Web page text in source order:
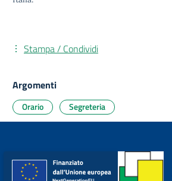
Stampa / Condividi
Argomenti
Orario Segreteria